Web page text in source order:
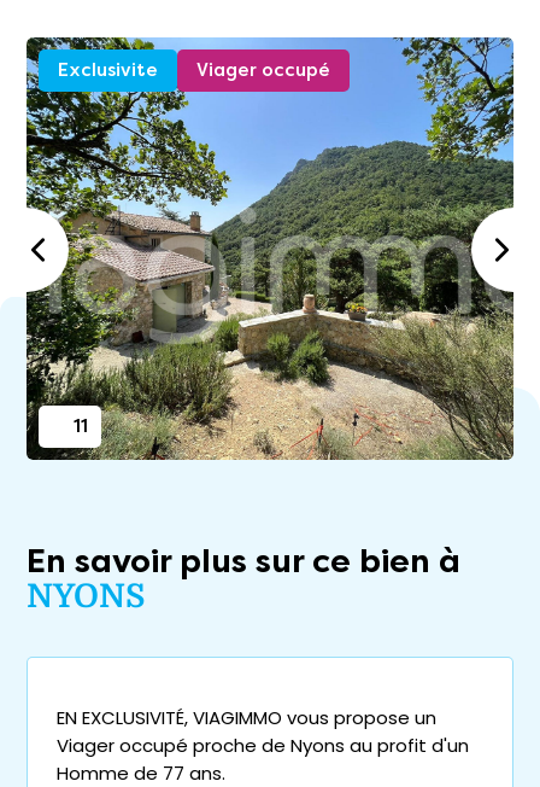
Exclusivite Viager occupé
11
En savoir plus sur ce bien à
NYONS
EN EXCLUSIVITÉ, VIAGIMMO vous propose un
Viager occupé proche de Nyons au profit d'un
Homme de 77 ans.